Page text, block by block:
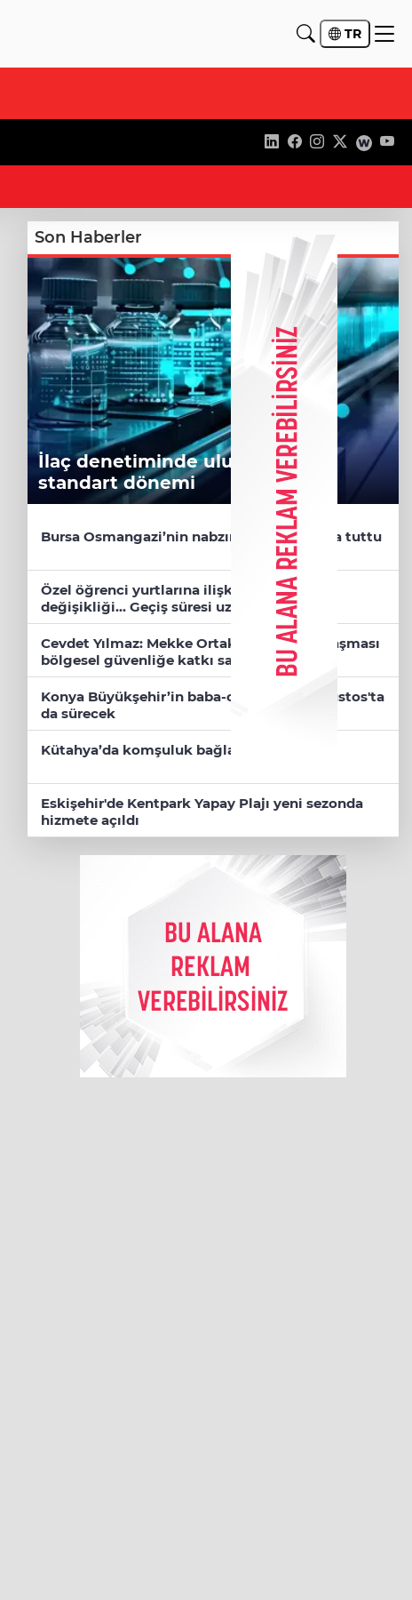
TR
Son Haberler
İlaç denetiminde uluslararası
standart dönemi
Bursa Osmangazi’nin nabzını Küplüpınar'da tuttu
Özel öğrenci yurtlarına ilişkin yönetmelik
değişikliği... Geçiş süresi uzatıldı
Cevdet Yılmaz: Mekke Ortak Savunma Anlaşması
bölgesel güvenliğe katkı sağlayacak
Konya Büyükşehir’in baba-oğul kampı Ağustos'ta
da sürecek
Kütahya’da komşuluk bağları güçleniyor
Eskişehir'de Kentpark Yapay Plajı yeni sezonda
hizmete açıldı